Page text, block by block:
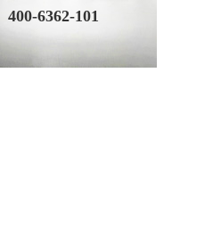
400-6362-101